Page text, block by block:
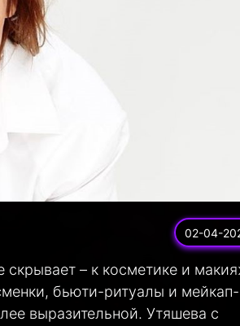
02-04-
скрывает – к косметике и
бьюти-ритуалы и мейкап-
выразительной. Утяшева с